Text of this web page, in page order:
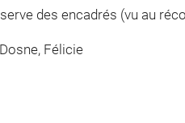
des encadrés (vu au
Félicie